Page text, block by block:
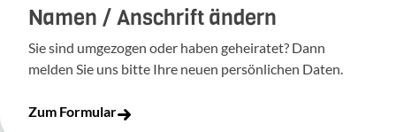
Namen / Anschrift ändern
Sie sind umgezogen oder haben geheiratet? Dann
melden Sie uns bitte Ihre neuen persönlichen Daten.
Zum Formular